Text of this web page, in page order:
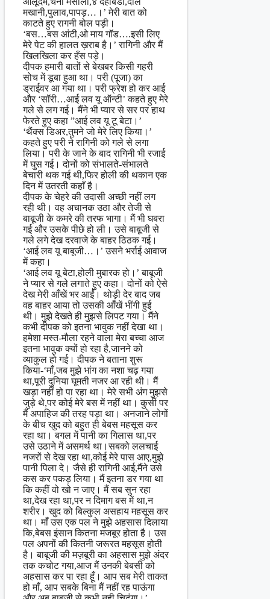
मखानी,पुलाव,पापड़…।’ मेरी बात को
काटते हुए रागनी बोल पड़ी।
‘बस…बस आंटी,ओ माय गॉड….इसी लिए
मेरे पेट की हालत ख़राब है।’ रागिनी और मैं
खिलखिला कर हँस पड़े।
दीपक हमारी बातों से बेखबर किसी गहरी
सोच में डूबा हुआ था। परी (पूजा) का
ड्राईवर आ गया था। परी फ्रेश हो कर आई
और ‘सॉरी…आई लव यू ऑन्टी’ कहते हुए मेरे
गले से लग गई। मैंने भी प्यार से सर पर हाथ
फेरते हुए कहा ”आई लव यू टू बेटा।’
‘थैंक्स डिअर,तुमने जो मेरे लिए किया।’
कहते हुए परी ने रागिनी को गले से लगा
लिया। परी के जाने के बाद रागिनी भी रजाई
में घुस गई। दोनों को संभालते-संभालते
बेचारी थक गई थी,फिर होली की थकान एक
दिन में उतरती कहाँ है।
दीपक के चेहरे की उदासी अच्छी नहीं लग
रही थी। वह अचानक उठा और तेजी से
बाबूजी के कमरे की तरफ भागा। मैं भी घबरा
गई और उसके पीछे हो ली। उसे बाबूजी से
गले लगे देख दरवाजे के बाहर ठिठक गई।
‘आई लव यू बाबूजी…।’ उसने भर्राई आवाज
में कहा।
‘आई लव यू बेटा,होली मुबारक हो।’ बाबूजी
ने प्यार से गले लगाते हुए कहा। दोनों को ऐसे
देख मेरी आँखें भर आईं। थोड़ी देर बाद जब
वह बाहर आया तो उसकी आँखें भींगी हुई
थी। मुझे देखते ही मुझसे लिपट गया। मैंने
कभी दीपक को इतना भावुक नहीं देखा था।
हमेशा मस्त-मौला रहने वाला मेरा बच्चा आज
इतना भावुक क्यों हो रहा है,जानने को
व्याकुल हो गई। दीपक ने बताना शुरू
किया-‘माँ,जब मुझे भांग का नशा चढ़ गया
था,पूरी दुनिया घूमती नजर आ रही थी। मैं
खड़ा नहीं हो पा रहा था। मेरे सभी अंग मुझसे
जुड़े थे,पर कोई मेरे बस में नहीं था। कुर्सी पर
मैं अपाहिज की तरह पड़ा था। अनजाने लोगों
के बीच खुद को बहुत ही बेबस महसूस कर
रहा था। बगल में पानी का गिलास था,पर
उसे उठाने में असमर्थ था।सबको ललचाई
नजरों से देख रहा था,कोई मेरे पास आए,मुझे
पानी पिला दे। जैसे ही रागिनी आई,मैंने उसे
कस कर पकड़ लिया। मैं इतना डर गया था
कि कहीं वो खो न जाए। मैं सब सुन रहा
था,देख रहा था,पर न दिमाग बस में था,न
शरीर। खुद को बिल्कुल असहाय महसूस कर
था। माँ उस एक पल ने मुझे अहसास दिलाया
कि,बेबस इंसान कितना मजबूर होता है। उस
पल अपनों की कितनी जरूरत महसूस होती
है। बाबूजी की मज़बूरी का अहसास मुझे अंदर
तक कचोट गया,आज मैं उनकी बेबसी को
अहसास कर पा रहा हूँ। आप सब मेरी ताकत
हो माँ, आप सबके बिना मैं नहीं रह पाऊंगा